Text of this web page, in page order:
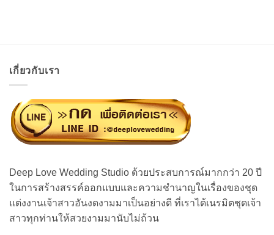
เกี่ยวกับเรา
Deep Love Wedding Studio ด้วยประสบการณ์มากกว่า 20 ปี
ในการสร้างสรรค์ออกแบบและความชำนาญในเรื่องของชุด
แต่งงานเจ้าสาวอันงดงามมาเป็นอย่างดี ที่เราได้เนรมิตชุดเจ้า
สาวทุกท่านให้สวยงามมานับไม่ถ้วน